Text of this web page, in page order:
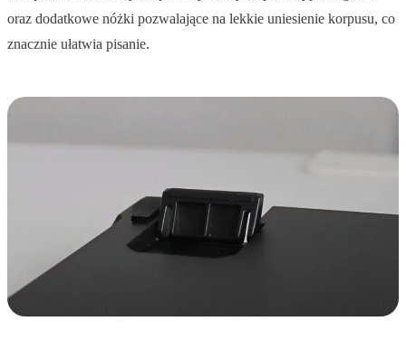
oraz dodatkowe nóżki pozwalające na lekkie uniesienie korpusu, co
znacznie ułatwia pisanie.